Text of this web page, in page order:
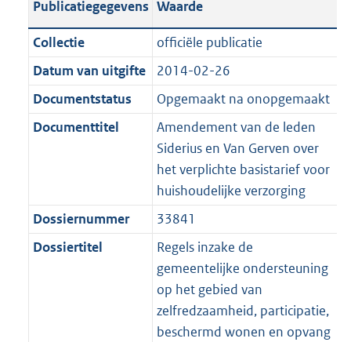
i
e
i
n
f
a
t
4
K
b
t
i
e
i
n
a
a
:
K
b
a
t
i
e
i
m
a
e
8
K
b
c
a
t
i
e
r
m
t
:
3
K
a
n
d
s
g
r
o
o
t
t
:
2
K
b
a
n
d
s
g
r
o
o
t
e
:
2
K
b
Publicatiegegevens Waarde
Collectie
officiële publicatie
Datum van uitgifte
2014-02-26
Documentstatus
Opgemaakt na onopgemaakt
Documenttitel
Amendement van de leden
Siderius en Van Gerven over
het verplichte basistarief voor
huishoudelijke verzorging
Dossiernummer
33841
Dossiertitel
Regels inzake de
gemeentelijke ondersteuning
op het gebied van
zelfredzaamheid, participatie,
beschermd wonen en opvang